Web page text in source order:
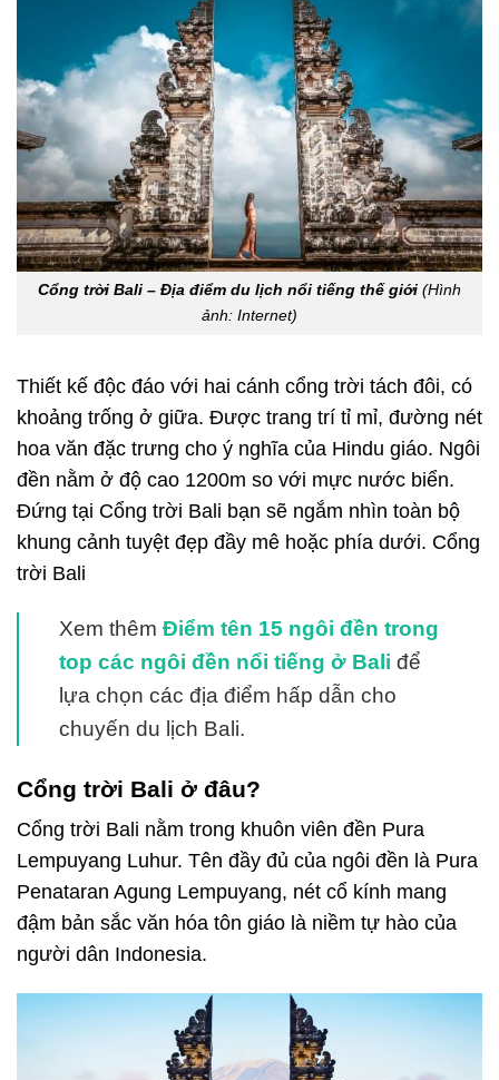
Cổng trời Bali – Địa điểm du lịch nổi tiếng thế giới (Hình
ảnh: Internet)
Thiết kế độc đáo với hai cánh cổng trời tách đôi, có
khoảng trống ở giữa. Được trang trí tỉ mỉ, đường nét
hoa văn đặc trưng cho ý nghĩa của Hindu giáo. Ngôi
đền nằm ở độ cao 1200m so với mực nước biển.
Đứng tại Cổng trời Bali bạn sẽ ngắm nhìn toàn bộ
khung cảnh tuyệt đẹp đầy mê hoặc phía dưới. Cổng
trời Bali
Xem thêm Điểm tên 15 ngôi đền trong
top các ngôi đền nổi tiếng ở Bali để
lựa chọn các địa điểm hấp dẫn cho
chuyến du lịch Bali.
Cổng trời Bali ở đâu?
Cổng trời Bali nằm trong khuôn viên đền Pura
Lempuyang Luhur. Tên đầy đủ của ngôi đền là Pura
Penataran Agung Lempuyang, nét cổ kính mang
đậm bản sắc văn hóa tôn giáo là niềm tự hào của
người dân Indonesia.